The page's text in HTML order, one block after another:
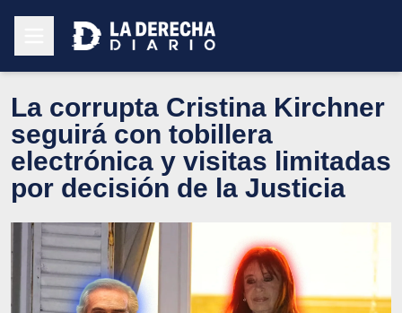
La corrupta Cristina Kirchner
seguirá con tobillera
electrónica y visitas limitadas
por decisión de la Justicia